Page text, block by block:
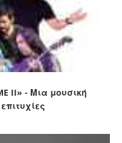
II» - Μια μουσική